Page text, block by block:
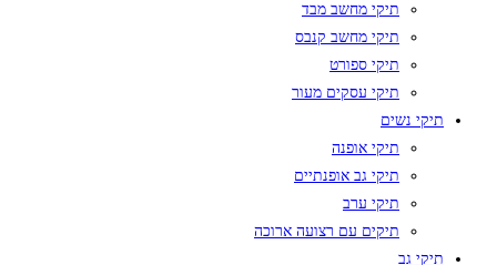
תיקי מחשב מבד
תיקי מחשב קנבס
תיקי ספורט
תיקי עסקים מעור
תיקי נשים
תיקי אופנה
תיקי גב אופנתיים
תיקי ערב
תיקים עם רצועה ארוכה
תיקי גב